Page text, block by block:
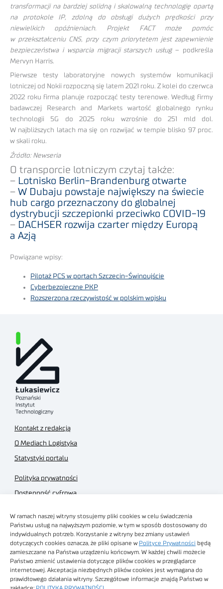
W ramach naszej witryny stosujemy pliki cookies w celu świadczenia
Państwu usług na najwyższym poziomie, w tym w sposób dostosowany do
indywidualnych potrzeb. Korzystanie z witryny bez zmiany ustawień
dotyczących cookies oznacza, że pliki opisane w Polityce Prywatności będą
zamieszczane na Państwa urządzeniu końcowym. W każdej chwili możecie
Państwo zmienić ustawienia dotyczące plików cookies w przeglądarce
internetowej. Akceptacja niezbędnych plików cookies jest wymagana do
prawidłowego działania witryny. Szczegółowe informacje znajdą Państwo w
transformacji na bardziej solidną i skalowalną technologię opartą
na protokole IP, zdolną do obsługi dużych prędkości przy
niewielkich opóźnieniach. Projekt FACT może pomóc
w przekształceniu CNS, przy czym priorytetem jest zapewnienie
bezpieczeństwa i wsparcia migracji starszych usług– podkreśla
Mervyn Harris.
Pierwsze testy laboratoryjne nowych systemów komunikacji
lotniczej od Nokii rozpoczną się latem 2021 roku. Z kolei do czerwca
2022 roku firma planuje rozpocząć testy terenowe. Według firmy
badawczej Research and Markets wartość globalnego rynku
technologii 5G do 2025 roku wzrośnie do 251 mld dol.
W najbliższych latach ma się on rozwijać w tempie blisko 97 proc.
w skali roku.
Źródło: Newseria
O transporcie lotniczym czytaj także:
– Lotnisko Berlin-Brandenburg otwarte
– W Dubaju powstaje największy na świecie
hub cargo przeznaczony do globalnej
dystrybucji szczepionki przeciwko COVID-19
– DACHSER rozwija czarter między Europą
a Azją
Powiązane wpisy:
Pilotaż PCS w portach Szczecin-Świnoujście
Cyberbezpieczne PKP
Rozszerzona rzeczywistość w polskim wojsku
Kontakt z redakcją
O Mediach Logistyka
Statystyki portalu
Polityka prywatności
Dostępność cyfrowa
Regulamin sklepu
Obrazy stockowe
autorstwa